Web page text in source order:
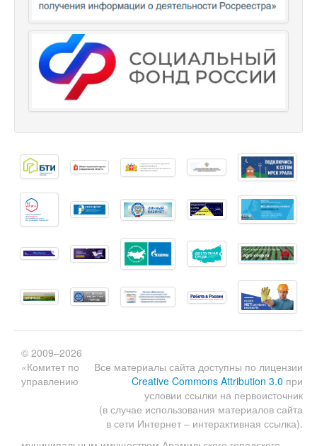
Все материалы сайта доступны по лицензии
Creative Commons Attribution 3.0 при
условии ссылки на первоисточник
(в случае использования материалов сайта
в сети Интернет – интерактивная ссылка).
© 2009–2026
«Комитет по
управлению